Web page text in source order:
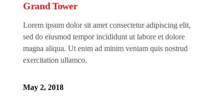
Grand Tower
Lorem ipsum dolor sit amet consectetur adipiscing elit,
sed do eiusmod tempor incididunt ut labore et dolore
magna aliqua. Ut enim ad minim veniam quis nostrud
exercitation ullamco.
May 2, 2018